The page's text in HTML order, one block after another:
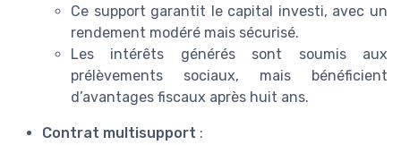
Ce support garantit le capital investi, avec un
rendement modéré mais sécurisé.
Les intérêts générés sont soumis aux
prélèvements sociaux, mais bénéficient
d’avantages fiscaux après huit ans.
Contrat multisupport :